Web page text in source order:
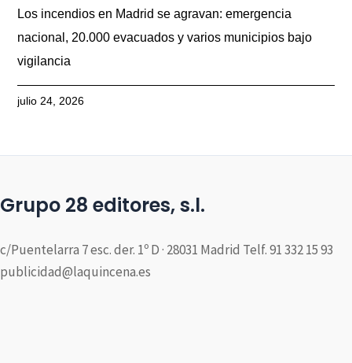
Los incendios en Madrid se agravan: emergencia
nacional, 20.000 evacuados y varios municipios bajo
vigilancia
julio 24, 2026
Grupo 28 editores, s.l.
c/Puentelarra 7 esc. der. 1º D · 28031 Madrid Telf. 91 332 15 93
publicidad@laquincena.es